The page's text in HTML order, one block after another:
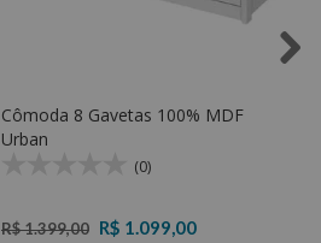
Cômoda 8 Gavetas 100% MDF
Urban
(0)
R$ 1.399,00 R$ 1.099,00